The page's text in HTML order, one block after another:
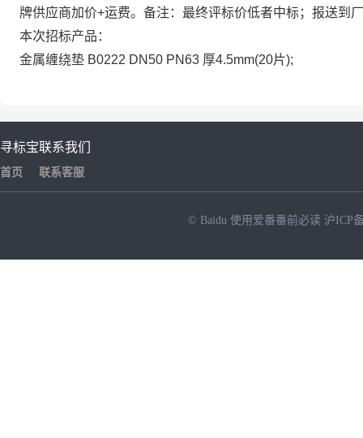
牌供应商加价+运费。备注：最终评标价低者中标；报送到
本次招标产品：
金属缠绕垫 B0222 DN50 PN63 厚4.5mm(20片);
寻标宝
首页
联系我们
联系客服
© Baidu 使用爱番番前必读 沪ICP